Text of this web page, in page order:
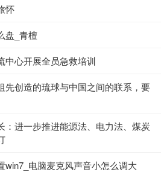
怀
盘_青檀
中心开展全员急救培训
先创造的琉球与中国之间的联系，要
：进一步推进能源法、电力法、煤炭
win7_电脑麦克风声音小怎么调大